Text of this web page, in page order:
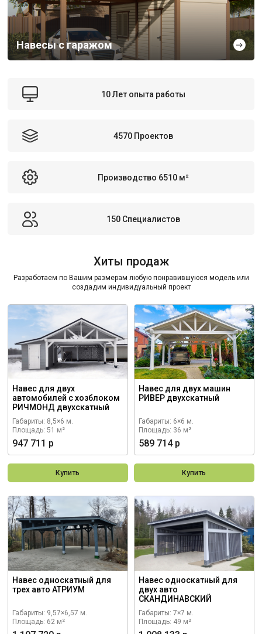
Навесы с гаражом
10 Лет опыта работы
4570 Проектов
Производство 6510 м²
150 Специалистов
Хиты продаж
Разработаем по Вашим размерам любую понравившуюся модель или
создадим индивидуальный проект
Навес для двух
автомобилей с хозблоком
РИЧМОНД двухскатный
Габариты: 8,5×6 м.
Площадь: 51 м²
947 711 р
Купить
Навес для двух машин
РИВЕР двухскатный
Габариты: 6×6 м.
Площадь: 36 м²
589 714 р
Купить
Навес односкатный для
трех авто АТРИУМ
Габариты: 9,57×6,57 м.
Площадь: 62 м²
Навес односкатный для
двух авто
СКАНДИНАВСКИЙ
Габариты: 7×7 м.
Площадь: 49 м²